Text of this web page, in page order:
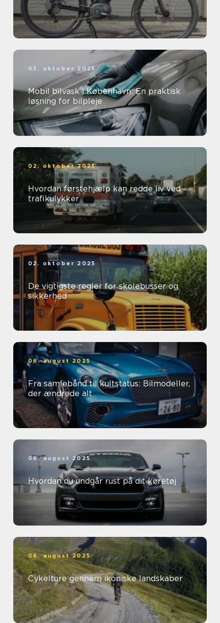
03. oktober 2025
Mobil bilvask i København: En praktisk
løsning for bilpleje
02. oktober 2025
Hvordan førstehjælp kan redde liv ved
trafikulykker
02. oktober 2025
De vigtigste regler for skolebusser og
sikkerhed
06. august 2025
Fra samlebånd til kultstatus: Bilmodeller,
der ændrede alt
06. august 2025
Hvordan du undgår rust på dit køretøj
06. august 2025
Cykelture gennem ikoniske landskaber